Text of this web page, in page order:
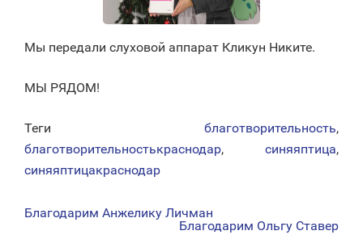
Мы передали слуховой аппарат Кликун Никите.
МЫ РЯДОМ!
Теги благотворительность,
благотворительностькраснодар, синяяптица,
синяяптицакраснодар
НАВИГАЦИЯ
Благодарим Анжелику Личман
Благодарим Ольгу Ставер